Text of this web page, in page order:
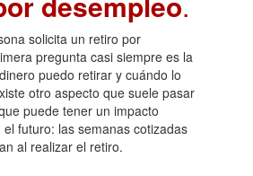
solicita un retiro por
pregunta casi siempre es la
puedo retirar y cuándo lo
otro aspecto que suele pasar
puede tener un impacto
futuro: las semanas cotizadas
al realizar el retiro.